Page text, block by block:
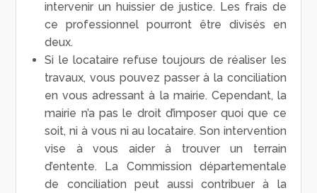
intervenir un huissier de justice. Les frais de
ce professionnel pourront être divisés en
deux.
Si le locataire refuse toujours de réaliser les
travaux, vous pouvez passer à la conciliation
en vous adressant à la mairie. Cependant, la
mairie n’a pas le droit d’imposer quoi que ce
soit, ni à vous ni au locataire. Son intervention
vise à vous aider à trouver un terrain
d’entente. La Commission départementale
de conciliation peut aussi contribuer à la